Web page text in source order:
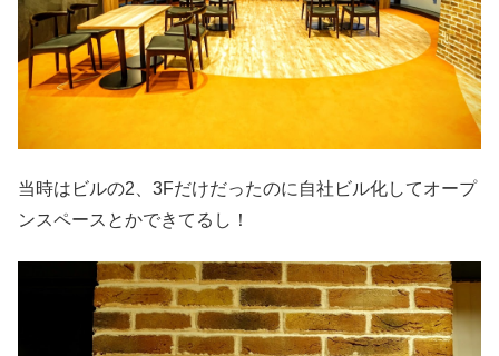
当時はビルの2、3Fだけだったのに自社ビル化してオープ
ンスペースとかできてるし！